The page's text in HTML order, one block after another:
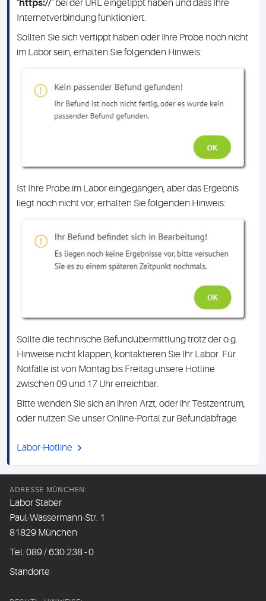
"https://" bei der URL eingetippt haben und dass Ihre
Internetverbindung funktioniert.
Sollten Sie sich vertippt haben oder Ihre Probe noch nicht
im Labor sein, erhalten Sie folgenden Hinweis:
Ist Ihre Probe im Labor eingegangen, aber das Ergebnis
liegt noch nicht vor, erhalten Sie folgenden Hinweis:
Sollte die technische Befundübermittlung trotz der o.g.
Hinweise nicht klappen, kontaktieren Sie Ihr Labor. Für
Notfälle ist von Montag bis Freitag unsere Hotline
zwischen 09 und 17 Uhr erreichbar.
Bitte wenden Sie sich an ihren Arzt, oder ihr Testzentrum,
oder nutzen Sie unser Online-Portal zur Befundabfrage.
Labor-Hotline
ADRESSE MÜNCHEN:
Labor Staber
Paul-Wassermann-Str. 1
81829 München
Tel. 089 / 630 238 - 0
Standorte